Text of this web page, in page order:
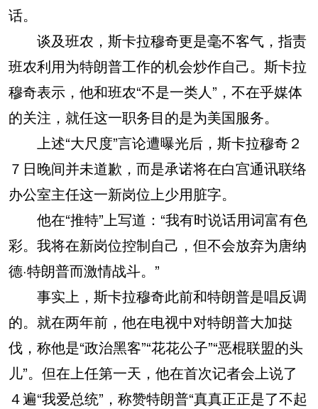
话。
谈及班农，斯卡拉穆奇更是毫不客气，指责
班农利用为特朗普工作的机会炒作自己。斯卡拉
穆奇表示，他和班农“不是一类人”，不在乎媒体
的关注，就任这一职务目的是为美国服务。
上述“大尺度”言论遭曝光后，斯卡拉穆奇２
７日晚间并未道歉，而是承诺将在白宫通讯联络
办公室主任这一新岗位上少用脏字。
他在“推特”上写道：“我有时说话用词富有色
彩。我将在新岗位控制自己，但不会放弃为唐纳
德·特朗普而激情战斗。”
事实上，斯卡拉穆奇此前和特朗普是唱反调
的。就在两年前，他在电视中对特朗普大加挞
伐，称他是“政治黑客”“花花公子”“恶棍联盟的头
儿”。但在上任第一天，他在首次记者会上说了
４遍“我爱总统”，称赞特朗普“真真正正是了不起